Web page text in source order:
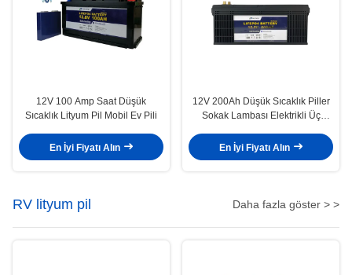
12V 100 Amp Saat Düşük
Sıcaklık Lityum Pil Mobil Ev Pili
En İyi Fiyatı Alın
12V 200Ah Düşük Sıcaklık Piller
Sokak Lambası Elektrikli Üç
En İyi Fiyatı Alın
RV lityum pil Daha fazla göster > >